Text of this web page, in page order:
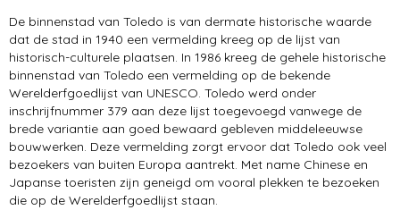
De binnenstad van Toledo is van dermate historische waarde
dat de stad in 1940 een vermelding kreeg op de lijst van
historisch-culturele plaatsen. In 1986 kreeg de gehele historische
binnenstad van Toledo een vermelding op de bekende
Werelderfgoedlijst van UNESCO. Toledo werd onder
inschrijfnummer 379 aan deze lijst toegevoegd vanwege de
brede variantie aan goed bewaard gebleven middeleeuwse
bouwwerken. Deze vermelding zorgt ervoor dat Toledo ook veel
bezoekers van buiten Europa aantrekt. Met name Chinese en
Japanse toeristen zijn geneigd om vooral plekken te bezoeken
die op de Werelderfgoedlijst staan.